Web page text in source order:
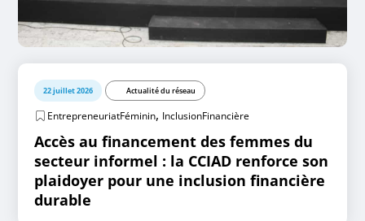
22 juillet 2026 Actualité du réseau
EntrepreneuriatFéminin, InclusionFinancière
Accès au financement des femmes du
secteur informel : la CCIAD renforce son
plaidoyer pour une inclusion financière
durable